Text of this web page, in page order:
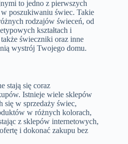
to jedno z pierwszych
poszukiwaniu świec. Takie
rodzajów świeceń, od
kształtach i
świeczniki oraz inne
wystrój Twojego domu.
stają się coraz
Istnieje wiele sklepów
się w sprzedaży świec,
w różnych kolorach,
z sklepów internetowych,
i dokonać zakupu bez